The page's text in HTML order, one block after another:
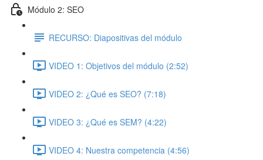
Módulo 2: SEO
RECURSO: Diapositivas del módulo
VIDEO 1: Objetivos del módulo (2:52)
VIDEO 2: ¿Qué es SEO? (7:18)
VIDEO 3: ¿Qué es SEM? (4:22)
VIDEO 4: Nuestra competencia (4:56)